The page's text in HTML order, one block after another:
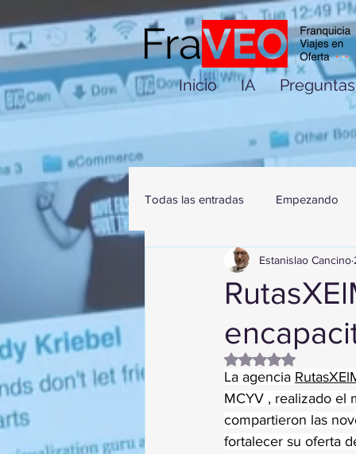
Inicio IA
Todas las entradas Empezando
Estanislao Cancino
Obtuvo NaN de 5
La agencia
MCYV , realizado el
compartieron las
fortalecer su oferta